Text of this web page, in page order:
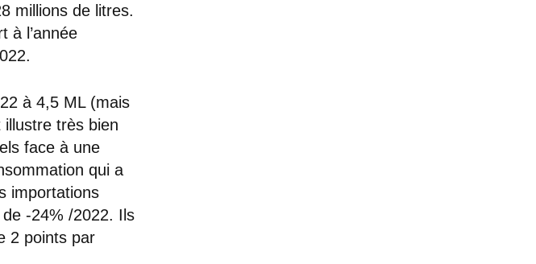
millions de litres.
à l’année
à 4,5 ML (mais
très bien
face à une
qui a
importations
-24% /2022. Ils
2 points par